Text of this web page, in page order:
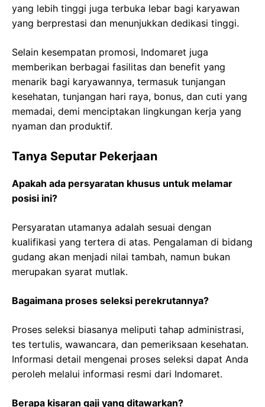
yang lebih tinggi juga terbuka lebar bagi karyawan
yang berprestasi dan menunjukkan dedikasi tinggi.
Selain kesempatan promosi, Indomaret juga
memberikan berbagai fasilitas dan benefit yang
menarik bagi karyawannya, termasuk tunjangan
kesehatan, tunjangan hari raya, bonus, dan cuti yang
memadai, demi menciptakan lingkungan kerja yang
nyaman dan produktif.
Tanya Seputar Pekerjaan
Apakah ada persyaratan khusus untuk melamar
posisi ini?
Persyaratan utamanya adalah sesuai dengan
kualifikasi yang tertera di atas. Pengalaman di bidang
gudang akan menjadi nilai tambah, namun bukan
merupakan syarat mutlak.
Bagaimana proses seleksi perekrutannya?
Proses seleksi biasanya meliputi tahap administrasi,
tes tertulis, wawancara, dan pemeriksaan kesehatan.
Informasi detail mengenai proses seleksi dapat Anda
peroleh melalui informasi resmi dari Indomaret.
Berapa kisaran gaji yang ditawarkan?